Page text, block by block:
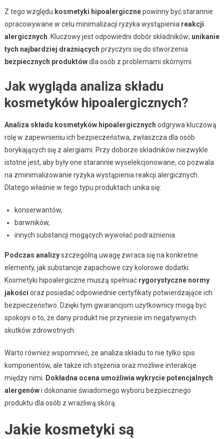
Z tego względu kosmetyki hipoalergicznepowinny być starannie
opracowywane w celu minimalizacji ryzyka wystąpienia reakcji
alergicznych . Kluczowy jest odpowiedni dobór składników; unikanie
tych najbardziej drażniących przyczyni się do stworzenia
bezpiecznych produktówdla osób z problemami skórnymi.
Jak wygląda analiza składu
kosmetyków hipoalergicznych?
Analiza składu kosmetyków hipoalergicznych odgrywa kluczową
rolę w zapewnieniu ich bezpieczeństwa, zwłaszcza dla osób
borykających się z alergiami. Przy doborze składników niezwykle
istotne jest, aby były one starannie wyselekcjonowane, co pozwala
na zminimalizowanie ryzyka wystąpienia reakcji alergicznych.
Dlatego właśnie w tego typu produktach unika się:
konserwantów,
barwników,
innych substancji mogących wywołać podrażnienia.
Podczas analizyszczególną uwagę zwraca się na konkretne
elementy, jak substancje zapachowe czy kolorowe dodatki.
Kosmetyki hipoalergiczne muszą spełniać rygorystyczne normy
jakości oraz posiadać odpowiednie certyfikaty potwierdzające ich
bezpieczeństwo. Dzięki tym gwarancjom użytkownicy mogą być
spokojni o to, że dany produkt nie przyniesie im negatywnych
skutków zdrowotnych.
Warto również wspomnieć, że analiza składu to nie tylko spis
komponentów, ale także ich stężenia oraz możliwe interakcje
między nimi.
Dokładna ocena umożliwia wykrycie potencjalnych
alergenówi dokonanie świadomego wyboru bezpiecznego
produktu dla osób z wrażliwą skórą.
Jakie kosmetyki są